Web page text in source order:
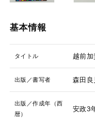
基本情報
タイトル 越前
出版／書写者 森田良
出版／作成年（西
暦）
安政3